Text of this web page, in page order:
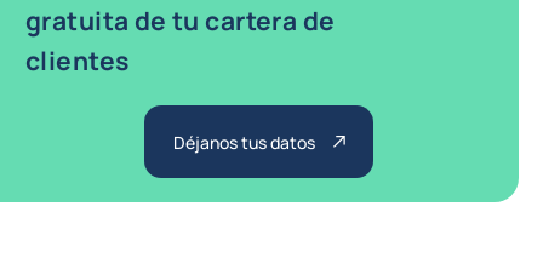
gratuita de tu cartera de
clientes
Déjanos tus datos